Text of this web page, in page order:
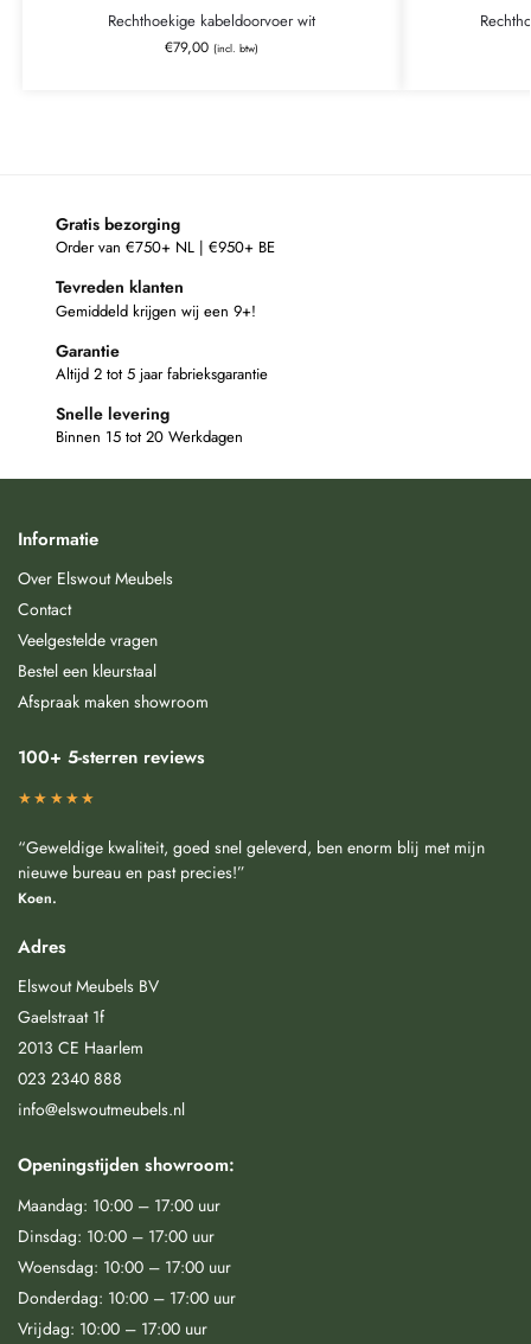
Rechthoekige kabeldoorvoer wit
€79,00 (incl. btw)
Gratis bezorging
Order van €750+ NL | €950+ BE
Tevreden klanten
Gemiddeld krijgen wij een 9+!
Garantie
Altijd 2 tot 5 jaar fabrieksgarantie
Snelle levering
Binnen 15 tot 20 Werkdagen
Informatie
Over Elswout Meubels
Contact
Veelgestelde vragen
Bestel een kleurstaal
Afspraak maken showroom
100+ 5-sterren reviews
★★★★★
“Geweldige kwaliteit, goed snel geleverd, ben enorm blij met mijn
nieuwe bureau en past precies!”
Koen.
Adres
Elswout Meubels BV
Gaelstraat 1f
2013 CE Haarlem
023 2340 888
info@elswoutmeubels.nl
Openingstijden showroom:
Maandag: 10:00 – 17:00 uur
Dinsdag: 10:00 – 17:00 uur
Woensdag: 10:00 – 17:00 uur
Donderdag: 10:00 – 17:00 uur
Vrijdag: 10:00 – 17:00 uur